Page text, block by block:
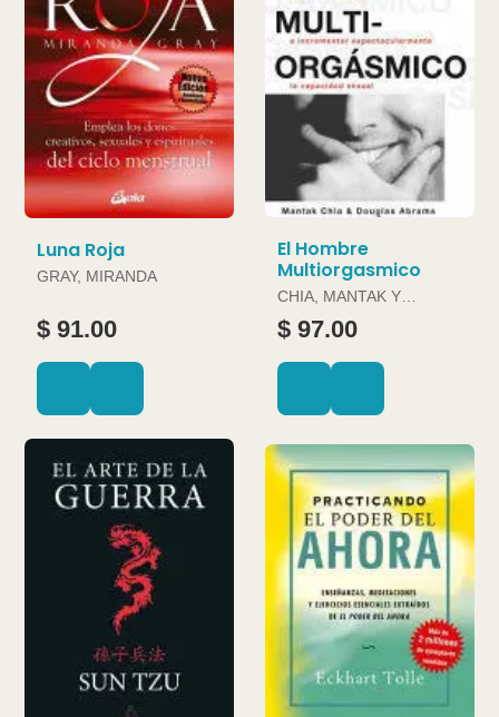
Luna Roja
GRAY, MIRANDA
$ 91.00
El Hombre
Multiorgasmico
CHIA, MANTAK Y
DOUGLAS ABRAMS
$ 97.00